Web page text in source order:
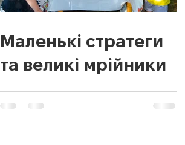
Маленькі стратеги
та великі мрійники